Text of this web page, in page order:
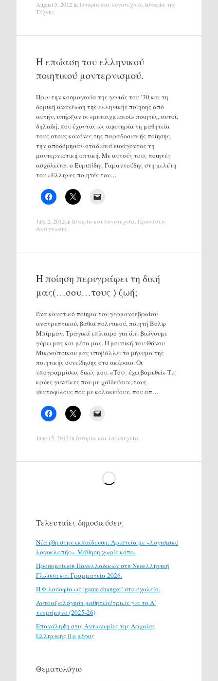
August 5, 2012 in Ιστορία και λογοτεχνία Ιστορία της
Τέχνης.
Η επώαση του ελληνικού
ποιητικού μοντερνισμού.
Πριν την κοσμογονία της γενιάς του ’30 και τη
δομική ανανέωση της ελληνικής ποίησης από
αυτήν, υπήρξαν οι «μεταιχμιακοί» ποιητές, αυτοί,
δηλαδή, που έχοντας ως αφετηρία τη μαθητεία
τους στους κανόνες της παραδοσιακής ποίησης,
την αποδόμησαν σταδιακά εισάγοντας τη
μοντερνιστική οπτική. Με αυτούς τους ποιητές
ασχολείται ο Ευριπίδης Γαραντούδης στη μελέτη
του «Ελληνες ποιητές του…
July 2, 2012 in Ιστορία και λογοτεχνία Προτάσεις
Ανάγνωσης.
Η ποίηση περιγράφει τη δική
μας(…σου…τους ) ζωή;
Ένα καυστικό ποίημα του γερμανοεβραίου
ανατρεπτικού, βαθιά πολιτικού, ποιητή Βολφ
Μπίρμαν. Τραγικά επίκαιρο για ό,τι βιώνουμε
γύρω μας και μέσα μας. Η μουσική του Θάνου
Μικρούτσικου μας υποβάλλει το μήνυμα της
ποιητικής συνείδησης στο ακέραιο. Οι
υπογραμμίσεις δικές μου. «Τους έχω βαρεθεί» Τις
κρύες γυναίκες που με χαϊδεύουν, τους
ψευτοφίλους που με κολακεύουν, που απ…
June 15, 2012 in Ιστορία και λογοτεχνία
Τελευταίες δημοσιεύσεις
Νέα ήθη στην εκπαίδευση: Αριστεία με «λογισμικό
λογοκλοπής». Μάθηση χωρίς κόπο.
Προσομοίωση Πανελλαδικών στη Νεοελληνική
Γλώσσα και Γραμματεία 2026.
H Φιλοσοφία ως ‘game changer’ στο σχολείο.
Αυτοαξιολόγηση μαθητών/τριών για το Α΄
τετράμηνο (2025-26)
Επανάληψη στις Αντωνυμίες της Αρχαίας
Ελληνικής |1ο μέρος
Θεματολόγιο